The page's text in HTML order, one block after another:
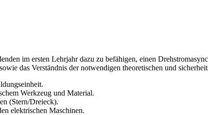
im ersten Lehrjahr dazu zu befähigen, einen
das Verständnis der notwendigen theoretischen und
Werkzeug und Material.
(Stern/Dreieck).
elektrischen Maschinen.